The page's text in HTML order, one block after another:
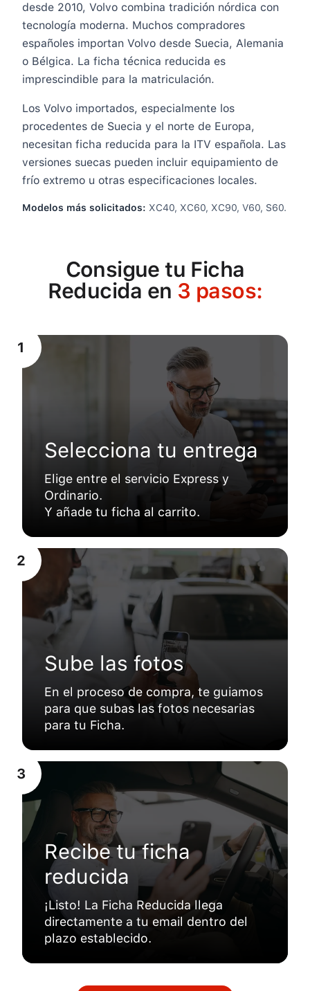
desde 2010, Volvo combina tradición nórdica con
tecnología moderna. Muchos compradores
españoles importan Volvo desde Suecia, Alemania
o Bélgica. La ficha técnica reducida es
imprescindible para la matriculación.
Los Volvo importados, especialmente los
procedentes de Suecia y el norte de Europa,
necesitan ficha reducida para la ITV española. Las
versiones suecas pueden incluir equipamiento de
frío extremo u otras especificaciones locales.
Modelos más solicitados: XC40, XC60, XC90, V60, S60.
Consigue tu Ficha
Reducida en 3 pasos:
1
Selecciona tu entrega
Elige entre el servicio Express y
Ordinario.
Y añade tu ficha al carrito.
2
Sube las fotos
En el proceso de compra, te guiamos
para que subas las fotos necesarias
para tu Ficha.
3
Recibe tu ficha
reducida
¡Listo! La Ficha Reducida llega
directamente a tu email dentro del
plazo establecido.